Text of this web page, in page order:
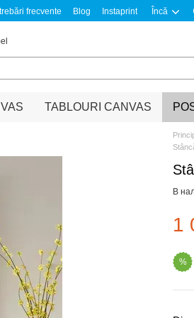
frecvente Blog Instaprint Încă
TABLOURI CANVAS
В
1
%